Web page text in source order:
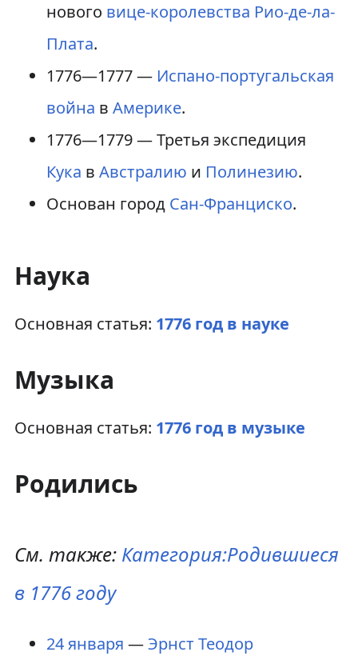
нового вице-королевства Рио-де-ла-
Плата.
1776—1777 — Испано-португальская
война в Америке.
1776—1779 — Третья экспедиция
Кука в Австралию и Полинезию.
Основан город Сан-Франциско.
Наука
Основная статья: 1776 год в науке
Музыка
Основная статья: 1776 год в музыке
Родились
См. также: Категория:Родившиеся
в 1776 году
24 января —Эрнст Теодор